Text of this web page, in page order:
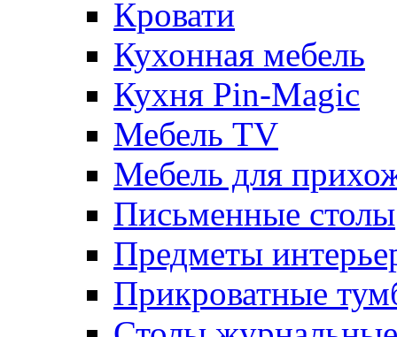
Кровати
Кухонная мебель
Кухня Pin-Magic
Мебель TV
Мебель для
Письменные столы
Предметы
Прикроватные